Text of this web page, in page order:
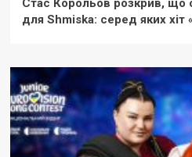
Стас Корольов розкрив, що
для Shmiska: серед яких хіт